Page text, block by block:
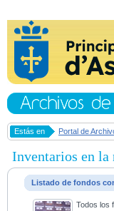
Estás en Portal de
Inventarios en la
Listado de fondos
Todos los